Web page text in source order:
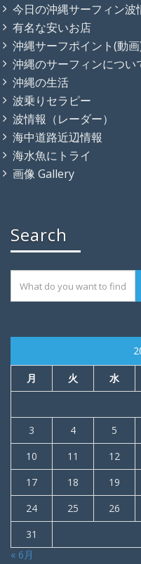
今日の沖縄サーフィン
有名な安いお店
沖縄サーフポイント(動
沖縄のサーフィンについ
沖縄の生活
波乗りセラピー
波情報（レーダー）
海中道路近辺情報
海水魚にトライ
画像 Gallery
Search
月 火 水
3
4 5
10
11 12
17
18 19
24
25 26
31
« 6月